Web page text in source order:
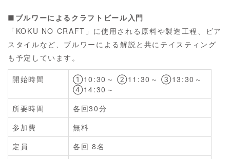
■ブルワーによるクラフトビール入門
「KOKU NO CRAFT」に使用される原料や製造工程、ビア
スタイルなど、ブルワーによる解説と共にテイスティング
も予定しています。
開始時間
①10:30～ ②11:30～ ③13:30～
④14:30～
所要時間
各回30分
参加費
無料
定員
各回 8名